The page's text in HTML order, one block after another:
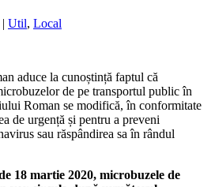
| Util, Local
aduce la cunoștință faptul că
de pe transportul public în
Roman se modifică, în conformitate
de urgență și pentru a preveni
sau răspândirea sa în rândul
18 martie 2020, microbuzele de